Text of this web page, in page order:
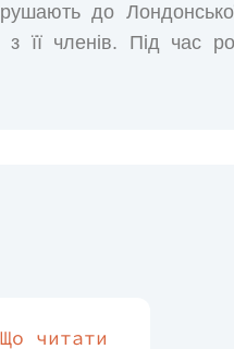
до
її членів. Під час
спілки, але з часом
Що читати